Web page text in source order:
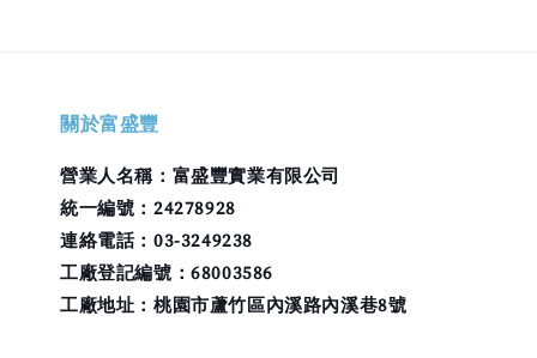
關於富盛豐
營業人名稱：富盛豐實業有限公司
統一編號：24278928
連絡電話：03-3249238
工廠登記編號：68003586
工廠地址：桃園市蘆竹區內溪路內溪巷8號